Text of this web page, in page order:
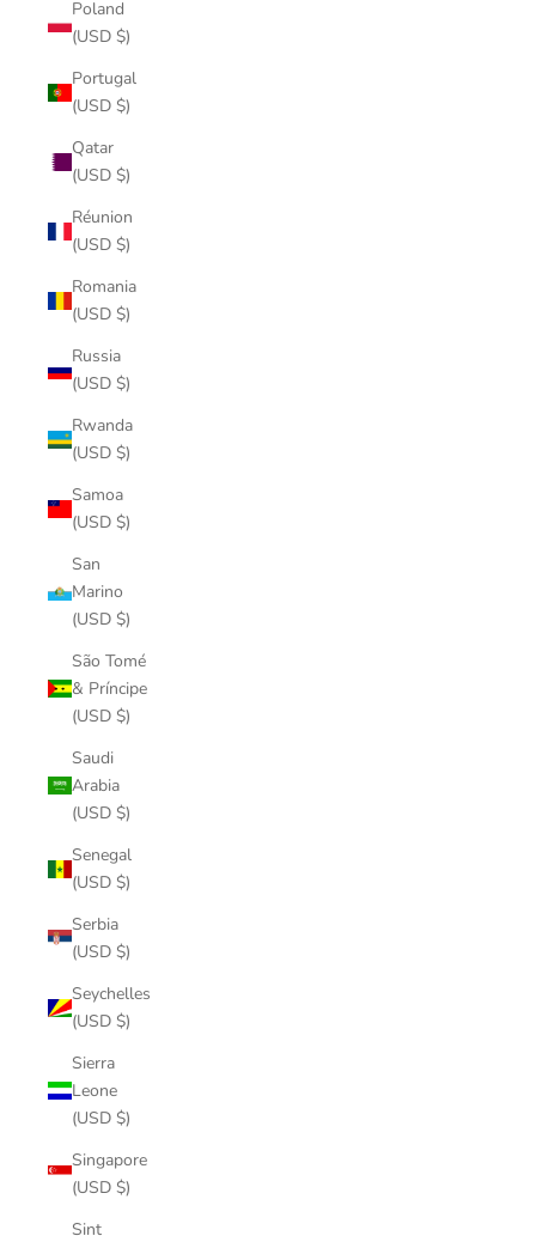
Poland
(USD $)
Portugal
(USD $)
Qatar
(USD $)
Réunion
(USD $)
Romania
(USD $)
Russia
(USD $)
Rwanda
(USD $)
Samoa
(USD $)
San
Marino
(USD $)
São Tomé
& Príncipe
(USD $)
Saudi
Arabia
(USD $)
Senegal
(USD $)
Serbia
(USD $)
Seychelles
(USD $)
Sierra
Leone
(USD $)
Singapore
(USD $)
Sint